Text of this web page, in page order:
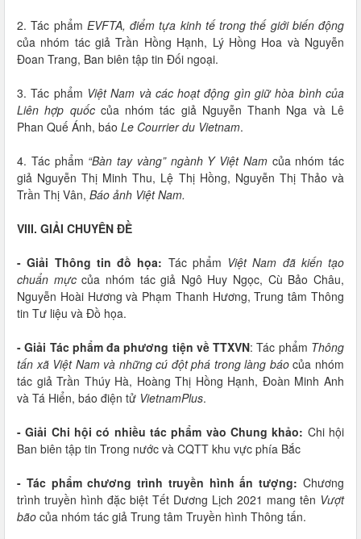
2. Tác phẩm EVFTA, điểm tựa kinh tế trong thế giới biến động
của nhóm tác giả Trần Hồng Hạnh, Lý Hồng Hoa và Nguyễn
Đoan Trang, Ban biên tập tin Đối ngoại.
3. Tác phẩm Việt Nam và các hoạt động gìn giữ hòa bình của
Liên hợp quốccủa nhóm tác giả Nguyễn Thanh Nga và Lê
Phan Quế Ánh, báo Le Courrier du Vietnam.
4. Tác phẩm “Bàn tay vàng” ngành Y Việt Namcủa nhóm tác
giả Nguyễn Thị Minh Thu, Lệ Thị Hồng, Nguyễn Thị Thảo và
Trần Thị Vân, Báo ảnh Việt Nam.
VIII. GIẢI CHUYÊN ĐỀ
- Giải Thông tin đồ họa: Tác phẩm Việt Nam đã kiến tạo
chuẩn mựccủa nhóm tác giả Ngô Huy Ngọc, Cù Bảo Châu,
Nguyễn Hoài Hương và Phạm Thanh Hương, Trung tâm Thông
tin Tư liệu và Đồ họa.
- Giải Tác phẩm đa phương tiện về TTXVN: Tác phẩm Thông
tấn xã Việt Nam và những cú đột phá trong làng báocủa nhóm
tác giả Trần Thúy Hà, Hoàng Thị Hồng Hạnh, Đoàn Minh Anh
và Tá Hiển, báo điện tử VietnamPlus.
- Giải Chi hội có nhiều tác phẩm vào Chung khảo: Chi hội
Ban biên tập tin Trong nước và CQTT khu vực phía Bắc
- Tác phẩm chương trình truyền hình ấn tượng: Chương
trình truyền hình đặc biệt Tết Dương Lịch 2021 mang tên Vượt
bão của nhóm tác giả Trung tâm Truyền hình Thông tấn.